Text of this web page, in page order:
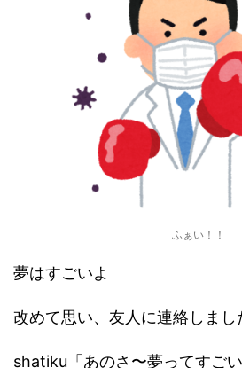
ふぁい！！
夢はすごいよ
改めて思い、友人に連絡しまし
shatiku「あのさ〜夢ってすごい